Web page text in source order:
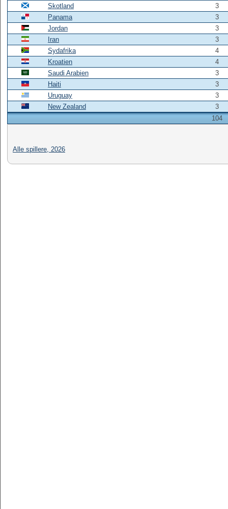
104
Skotland
3
Panama
3
Jordan
3
Iran
3
Sydafrika
4
Kroatien
4
Saudi Arabien
3
Haiti
3
Uruguay
3
New Zealand
3
Alle spillere, 2026